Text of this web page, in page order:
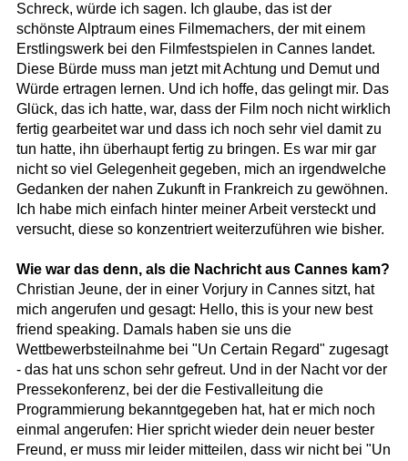
Schreck, würde ich sagen. Ich glaube, das ist der
schönste Alptraum eines Filmemachers, der mit einem
Erstlingswerk bei den Filmfestspielen in Cannes landet.
Diese Bürde muss man jetzt mit Achtung und Demut und
Würde ertragen lernen. Und ich hoffe, das gelingt mir. Das
Glück, das ich hatte, war, dass der Film noch nicht wirklich
fertig gearbeitet war und dass ich noch sehr viel damit zu
tun hatte, ihn überhaupt fertig zu bringen. Es war mir gar
nicht so viel Gelegenheit gegeben, mich an irgendwelche
Gedanken der nahen Zukunft in Frankreich zu gewöhnen.
Ich habe mich einfach hinter meiner Arbeit versteckt und
versucht, diese so konzentriert weiterzuführen wie bisher.
Wie war das denn, als die Nachricht aus Cannes kam?
Christian Jeune, der in einer Vorjury in Cannes sitzt, hat
mich angerufen und gesagt: Hello, this is your new best
friend speaking. Damals haben sie uns die
Wettbewerbsteilnahme bei "Un Certain Regard" zugesagt
- das hat uns schon sehr gefreut. Und in der Nacht vor der
Pressekonferenz, bei der die Festivalleitung die
Programmierung bekanntgegeben hat, hat er mich noch
einmal angerufen: Hier spricht wieder dein neuer bester
Freund, er muss mir leider mitteilen, dass wir nicht bei "Un